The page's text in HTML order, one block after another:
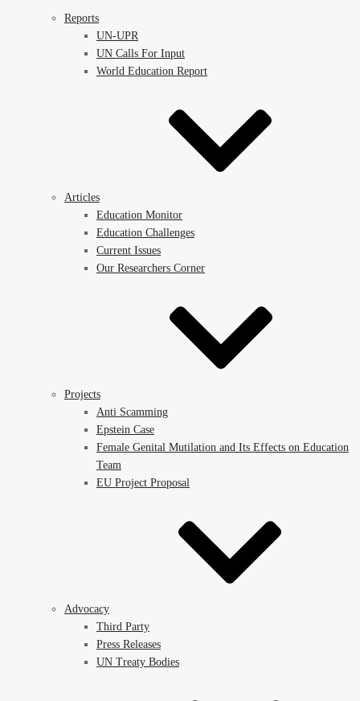
Reports
UN-UPR
UN Calls For Input
World Education Report
Articles
Education Monitor
Education Challenges
Current Issues
Our Researchers Corner
Projects
Anti Scamming
Epstein Case
Female Genital Mutilation and Its Effects on Education
Team
EU Project Proposal
Advocacy
Third Party
Press Releases
UN Treaty Bodies